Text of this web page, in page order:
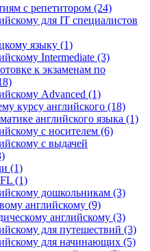
с репетитором (24)
для IT специалистов
языку (1)
Intermediate (3)
к экзаменам по
Advanced (1)
курсу английского (18)
английского языка (1)
с носителем (6)
с выдачей
(1)
(1)
дошкольникам (3)
английскому (9)
английскому (3)
для путешествий (3)
для начинающих (5)